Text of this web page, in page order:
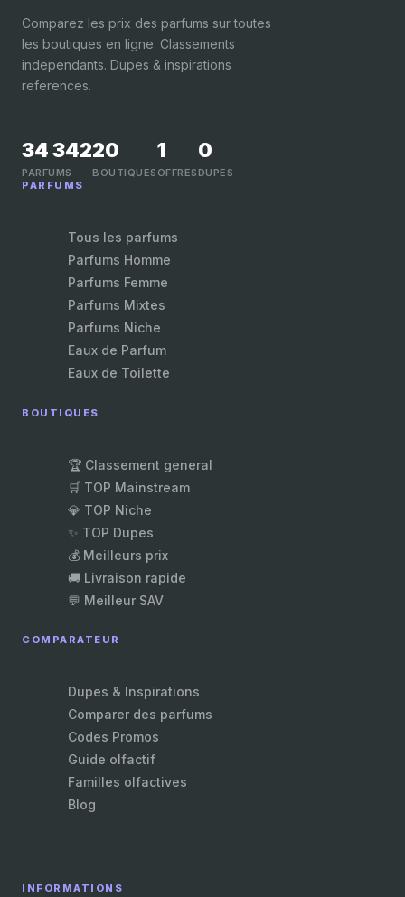
Comparez les prix des parfums sur toutes
les boutiques en ligne. Classements
independants. Dupes & inspirations
references.
34 342
PARFUMS
20
BOUTIQUES
1
OFFRES
0
DUPES
PARFUMS
Tous les parfums
Parfums Homme
Parfums Femme
Parfums Mixtes
Parfums Niche
Eaux de Parfum
Eaux de Toilette
BOUTIQUES
🏆 Classement general
🛒 TOP Mainstream
💎 TOP Niche
✨ TOP Dupes
💰 Meilleurs prix
🚚 Livraison rapide
💬 Meilleur SAV
COMPARATEUR
Dupes & Inspirations
Comparer des parfums
Codes Promos
Guide olfactif
Familles olfactives
Blog
INFORMATIONS